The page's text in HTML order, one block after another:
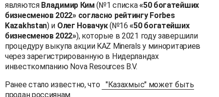
являются Владимир Ким (№1 списка«50 богатейших
бизнесменов 2022» согласно рейтингу Forbes
Kazakhstan) и Олег Новачук(№16«50 богатейших
бизнесменов 2022»), которые в 2021 году завершили
процедуру выкупа акции KAZ Minerals у миноритариев
через зарегистрированную в Нидерландах
инвесткомпанию Nova Resources B.V.
Ранее стало известно, что
"Казахмыс" может быть
продан россиянам